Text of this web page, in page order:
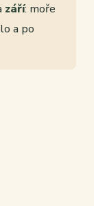
září: moře
a po